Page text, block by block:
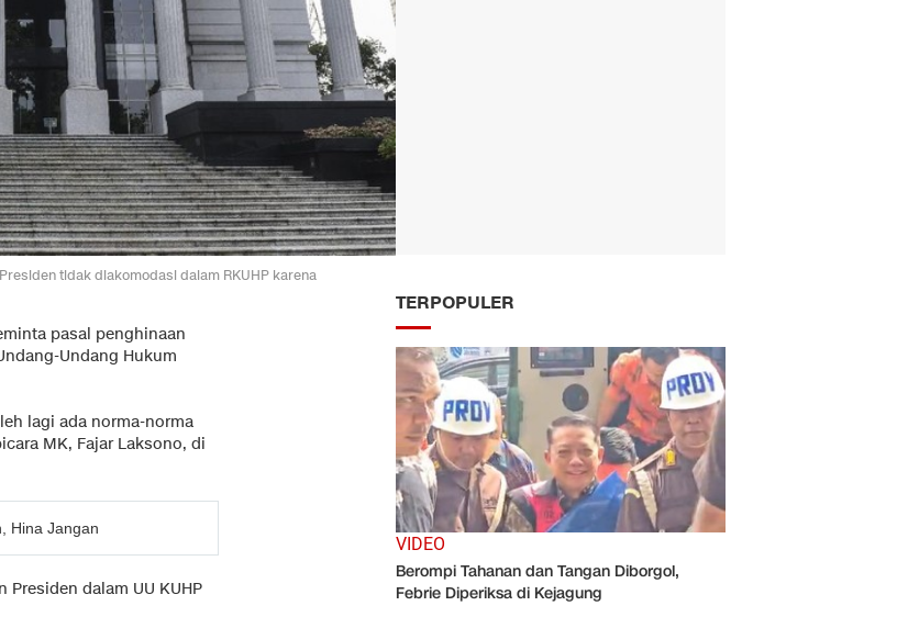
tidak diakomodasi dalam RKUHP karena
pasal penghinaan
Undang Hukum
lagi ada norma-norma
MK, Fajar Laksono, di
Hina Jangan
dalam UU KUHP
TERPOPULER
VIDEO
Berompi Tahanan dan Tangan Diborgol,
Febrie Diperiksa di Kejagung